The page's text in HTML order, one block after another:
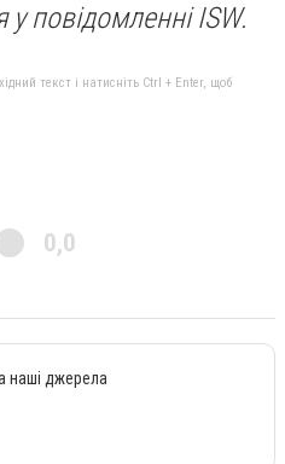
повідомленні ISW.
текст і натисніть Ctrl + Enter, щоб
0,0
наші джерела